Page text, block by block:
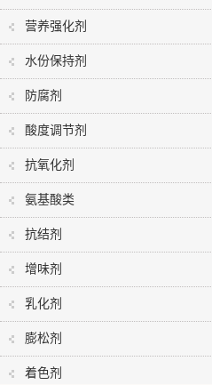
营养强化剂
水份保持剂
防腐剂
酸度调节剂
抗氧化剂
氨基酸类
抗结剂
增味剂
乳化剂
膨松剂
着色剂